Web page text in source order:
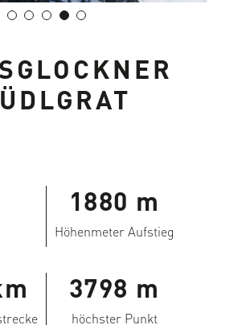
S
1880 m
Höhenmeter Aufstieg
3798 m
höchster Punkt